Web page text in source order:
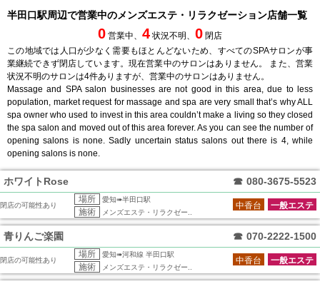
半田口駅周辺で営業中のメンズエステ・リラクゼーション店舗一覧
0 営業中、 4 状況不明、 0 閉店
この地域では人口が少なく需要もほとんどないため、すべてのSPAサロンが事
業継続できず閉店しています。現在営業中のサロンはありません。 また、営業
状況不明のサロンは4件ありますが、営業中のサロンはありません。
Massage and SPA salon businesses are not good in this area, due to less
population, market request for massage and spa are very small that’s why ALL
spa owner who used to invest in this area couldn’t make a living so they closed
the spa salon and moved out of this area forever. As you can see the number of
opening salons is none. Sadly uncertain status salons out there is 4, while
opening salons is none.
ホワイトRose ☎ 080-3675-5523
閉店の可能性あり
場所 愛知➠半田口駅
施術 メンズエステ・リラクゼー..
一般エステ
中香台
青りんご楽園 ☎ 070-2222-1500
閉店の可能性あり
場所 愛知➠河和線 半田口駅
施術 メンズエステ・リラクゼー..
一般エステ
中香台